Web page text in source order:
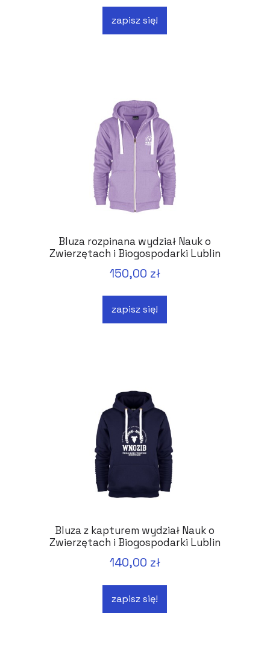
zapisz się!
Bluza rozpinana wydział Nauk o
Zwierzętach i Biogospodarki Lublin
150,00 zł
zapisz się!
Bluza z kapturem wydział Nauk o
Zwierzętach i Biogospodarki Lublin
140,00 zł
zapisz się!